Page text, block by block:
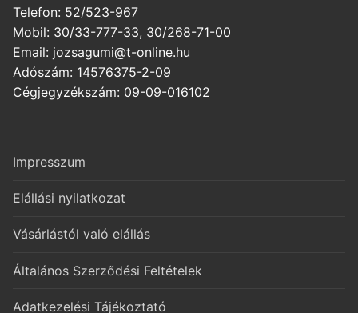
Telefon: 52/523-967
Mobil: 30/33-777-33, 30/268-71-00
Email: jozsagumi@t-online.hu
Adószám: 14576375-2-09
Cégjegyzékszám: 09-09-016102
Impresszum
Elállási nyilatkozat
Vásárlástól való elállás
Általános Szerződési Feltételek
Adatkezelési Tájékoztató